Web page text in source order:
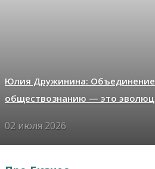
Юлия Дружинина: Объединение
обществознанию — это
02 июля 2026